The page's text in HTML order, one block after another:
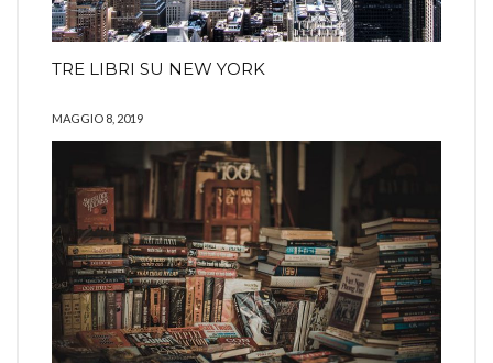
TRE LIBRI SU NEW YORK
MAGGIO 8, 2019